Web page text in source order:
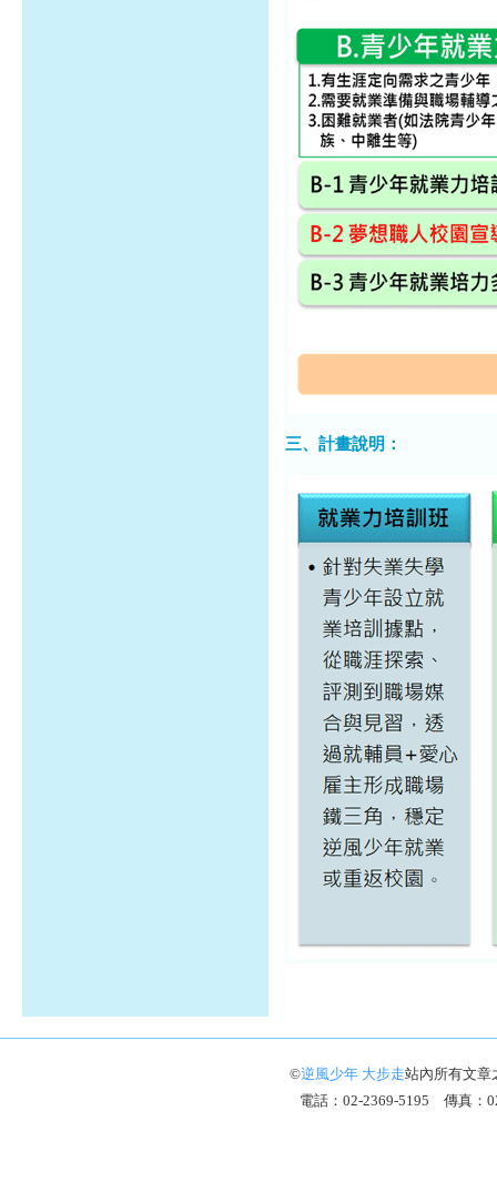
三、計畫說明：
©逆風少年 大步走站內所有文章
電話：02-2369-5195 傳真：